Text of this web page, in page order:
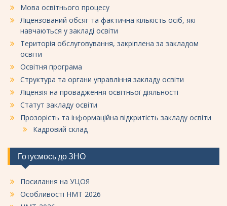
Мова освітнього процесу
Ліцензований обсяг та фактична кількість осіб, які
навчаються у закладі освіти
Територія обслуговування, закріплена за закладом
освіти
Освітня програма
Структура та органи управління закладу освіти
Ліцензія на провадження освітньої діяльності
Статут закладу освіти
Прозорість та інформаційна відкритість закладу освіти
Кадровий склад
Готуємось до ЗНО
Посилання на УЦОЯ
Особливості НМТ 2026